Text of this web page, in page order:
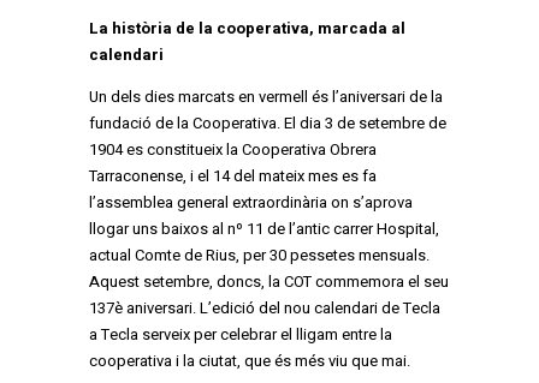
La història de la cooperativa, marcada al
calendari
Un dels dies marcats en vermell és l’aniversari de la
fundació de la Cooperativa. El dia 3 de setembre de
1904 es constitueix la Cooperativa Obrera
Tarraconense, i el 14 del mateix mes es fa
l’assemblea general extraordinària on s’aprova
llogar uns baixos al nº 11 de l’antic carrer Hospital,
actual Comte de Rius, per 30 pessetes mensuals.
Aquest setembre, doncs, la COT commemora el seu
137è aniversari. L’edició del nou calendari de Tecla
a Tecla serveix per celebrar el lligam entre la
cooperativa i la ciutat, que és més viu que mai.